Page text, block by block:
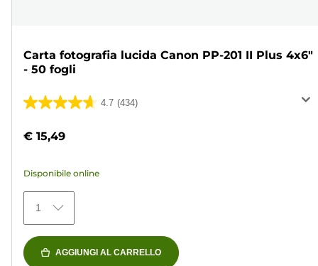
Carta fotografia lucida Canon PP-201 II Plus 4x6"
- 50 fogli
4.7 (434)
4.7
5
434
recensioni
€ 15,49
Disponibile online
1
AGGIUNGI AL CARRELLO